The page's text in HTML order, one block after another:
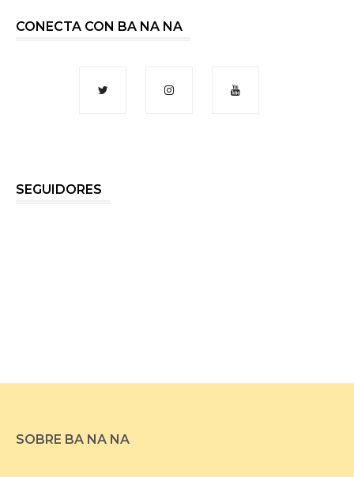
CONECTA CON BA NA NA
SEGUIDORES
SOBRE BA NA NA